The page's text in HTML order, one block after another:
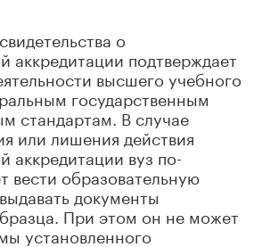
о
аккредитации подтверждает
высшего учебного
государственным
стандартам. В случае
или лишения действия
аккредитации вуз по-
вести образовательную
документы
При этом он не может
установленного